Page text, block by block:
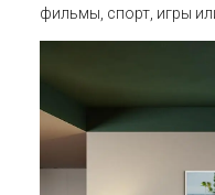
фильмы, спорт, игры